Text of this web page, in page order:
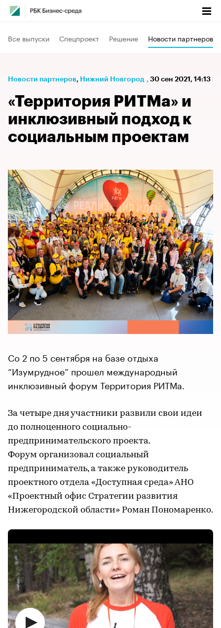
Все выпуски Спецпроект Решение Новости партнеров
Новости партнеров⁠, Нижний Новгород , 30 сен 2021, 14:13
«Территория РИТМа» и
инклюзивный подход к
социальным проектам
Со 2 по 5 сентября на базе отдыха
“Изумрудное” прошел международный
инклюзивный форум Территория РИТМа.
За четыре дня участники развили свои идеи
до полноценного социально-
предпринимательского проекта.
Форум организовал социальный
предприниматель, а также руководитель
проектного отдела «Доступная среда» АНО
«Проектный офис Стратегии развития
Нижегородской области» Роман Пономаренко.